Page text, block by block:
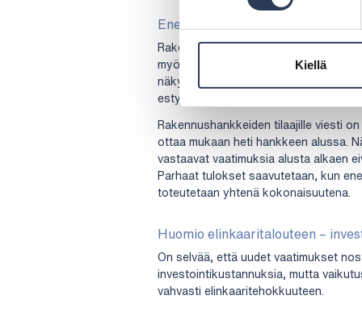
Kiellä
Energia- ja
Rakennushankkeissa
myöhään. Tämä voi johtaa
näkyy hankkeen kustannuksissa.
estyä, jos selvityksissä on puutteita.
Rakennushankkeiden tilaajille viesti
ottaa mukaan heti hankkeen alussa.
vastaavat vaatimuksia alusta alkaen
Parhaat tulokset saavutetaan, kun
toteutetaan yhtenä kokonaisuutena.
Huomio elinkaaritalouteen –
On selvää, että uudet vaatimukset
investointikustannuksia, mutta
vahvasti elinkaaritehokkuuteen.